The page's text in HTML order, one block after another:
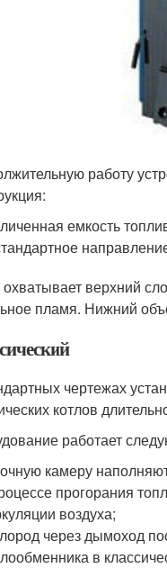
работу
емкость
верхний
пламя. Нижний
чертежах
котлов
работает
камеру
прогорания
воздуха;
через дымоход
в